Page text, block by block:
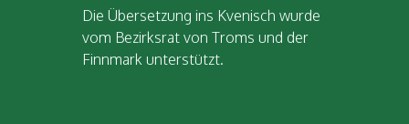
Die Übersetzung ins Kvenisch wurde
vom Bezirksrat von Troms und der
Finnmark unterstützt.